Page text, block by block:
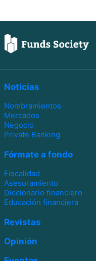
Noticias
Nombramientos
Mercados
Negocio
Private Banking
Fórmate a fondo
Fiscalidad
Asesoramiento
Diccionario financiero
Educación financiera
Revistas
Opinión